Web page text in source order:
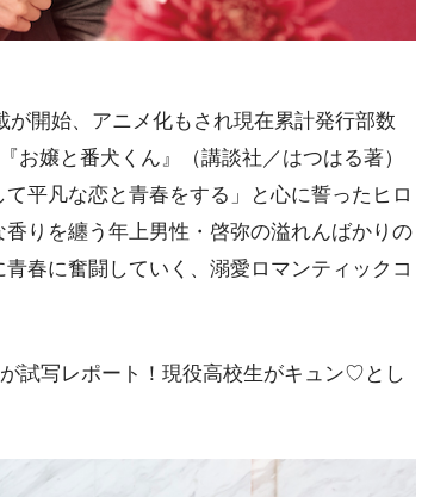
開始、アニメ化もされ現在累計発行部数
お嬢と番犬くん』（講談社／はつはる著）
平凡な恋と青春をする」と心に誓ったヒロ
りを纏う年上男性・啓弥の溢れんばかりの
春に奮闘していく、溺愛ロマンティックコ
試写レポート！現役高校生がキュン♡とし